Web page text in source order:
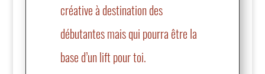
créative à destination des
débutantes mais qui pourra être la
base d’un lift pour toi.